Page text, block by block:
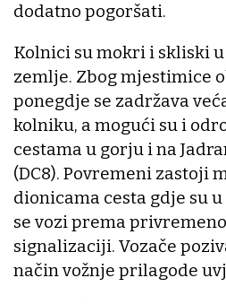
dodatno pogoršati.
Kolnici su mokri i skliski
zemlje. Zbog mjestimice
ponegdje se zadržava
kolniku, a mogući su i
cestama u gorju i na
(DC8). Povremeni zastoji
dionicama cesta gdje su
se vozi prema
signalizaciji. Vozače
način vožnje prilagode